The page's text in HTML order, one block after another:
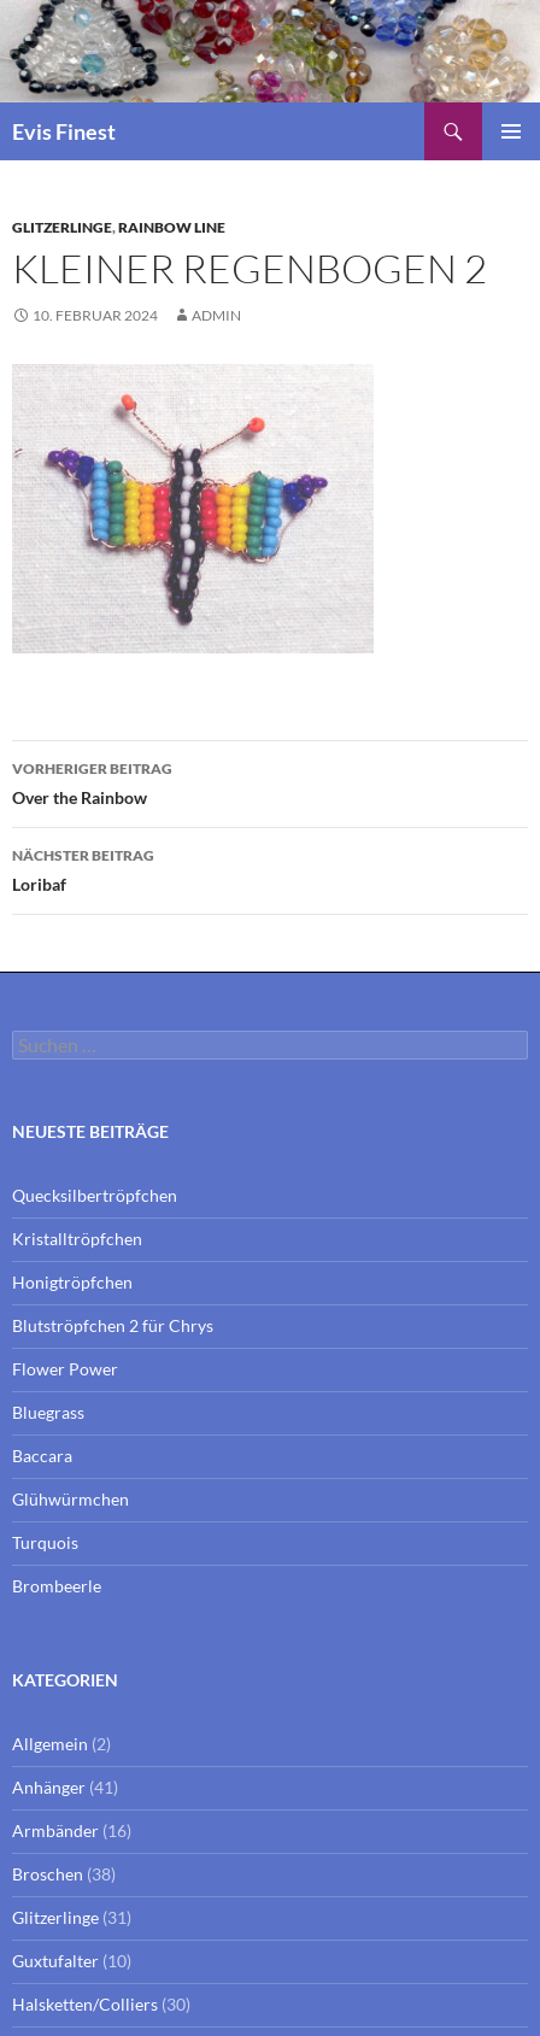
Evis Finest
GLITZERLINGE,RAINBOW LINE
KLEINER REGENBOGEN 2
10. FEBRUAR 2024 ADMIN
Beitragsnavigation
VORHERIGER BEITRAG
Over the Rainbow
NÄCHSTER BEITRAG
Loribaf
Suchen
nach:
NEUESTE BEITRÄGE
Quecksilbertröpfchen
Kristalltröpfchen
Honigtröpfchen
Blutströpfchen 2 für Chrys
Flower Power
Bluegrass
Baccara
Glühwürmchen
Turquois
Brombeerle
KATEGORIEN
Allgemein (2)
Anhänger (41)
Armbänder (16)
Broschen (38)
Glitzerlinge (31)
Guxtufalter (10)
Halsketten/Colliers (30)